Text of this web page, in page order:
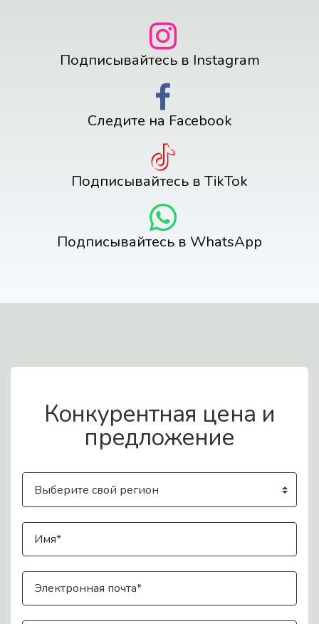
Подписывайтесь в Instagram
Следите на Facebook
Подписывайтесь в TikTok
Подписывайтесь в WhatsApp
Конкурентная цена и
предложение